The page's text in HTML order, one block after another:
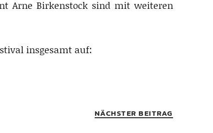
Arne Birkenstock sind mit weiteren
insgesamt auf:
NÄCHSTER BEITRAG